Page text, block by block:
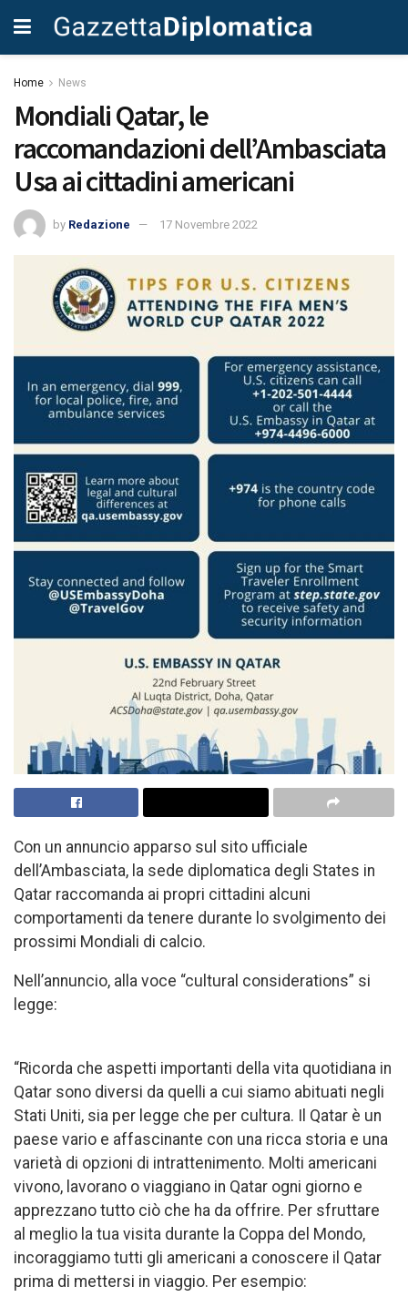
Home News
Mondiali Qatar, le
raccomandazioni dell’Ambasciata
Usa ai cittadini americani
by Redazione 17 Novembre 2022
Con un annuncio apparso sul sito ufficiale
dell’Ambasciata, la sede diplomatica degli States in
Qatar raccomanda ai propri cittadini alcuni
comportamenti da tenere durante lo svolgimento dei
prossimi Mondiali di calcio.
Nell’annuncio, alla voce “cultural considerations” si
legge:
“Ricorda che aspetti importanti della vita quotidiana in
Qatar sono diversi da quelli a cui siamo abituati negli
Stati Uniti, sia per legge che per cultura. Il Qatar è un
paese vario e affascinante con una ricca storia e una
varietà di opzioni di intrattenimento. Molti americani
vivono, lavorano o viaggiano in Qatar ogni giorno e
apprezzano tutto ciò che ha da offrire. Per sfruttare
al meglio la tua visita durante la Coppa del Mondo,
incoraggiamo tutti gli americani a conoscere il Qatar
prima di mettersi in viaggio. Per esempio: